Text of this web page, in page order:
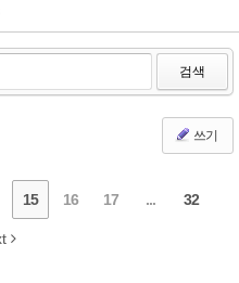
검색
쓰기
15 16 17 ... 32